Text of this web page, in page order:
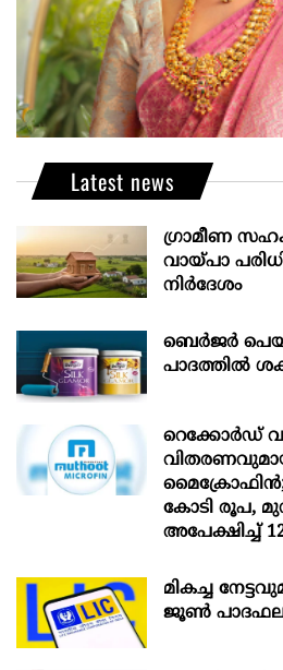
Latest news
ഗ്രാമീണ
വായ്പാ
നിർദേശം
ബെർജർ
പാദത്തിൽ
റെക്കോർഡ്
മൈക്രോഫിൻ;
കോടി രൂപ,
അപേക്ഷിച്ച്
മികച്ച
ജൂൺ